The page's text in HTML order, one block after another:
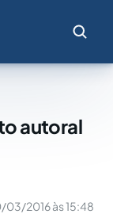
autoral
03/2016 às 15:48